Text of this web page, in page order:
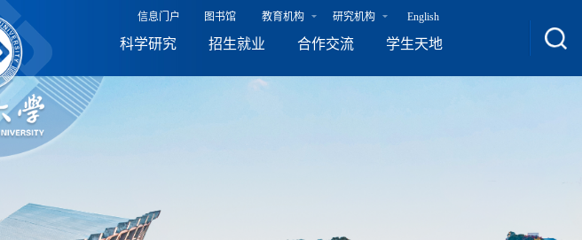
信息门户 图书馆 教育机构 研究机构 English
科学研究 招生就业 合作交流 学生天地